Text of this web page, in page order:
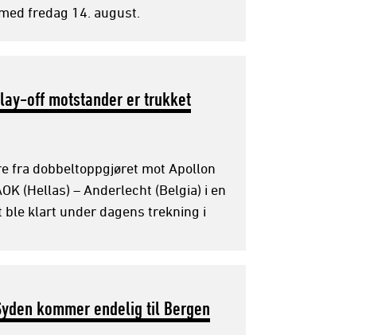
fredag 14. august.
off motstander er trukket
fra dobbeltoppgjøret mot Apollon
(Hellas) – Anderlecht (Belgia) i en
ble klart under dagens trekning i
kommer endelig til Bergen